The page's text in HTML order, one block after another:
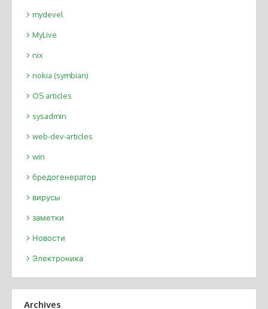
mydevel
MyLive
nix
nokia (symbian)
OS articles
sysadmin
web-dev-articles
win
бредогенератор
вирусы
заметки
Новости
Электроника
Archives